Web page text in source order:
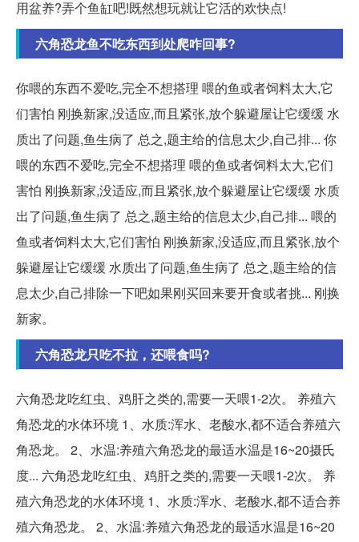
用盆养?弄个鱼缸吧!既然想玩就让它活的欢快点!
六角恐龙鱼不吃东西到处爬咋回事?
你喂的东西不爱吃,完全不想搭理 喂的鱼或者饲料太大,它
们害怕 刚换新家,没适应,而且紧张,放个躲避屋让它缓缓 水
质出了问题,鱼生病了 总之,题主给的信息太少,自己排... 你
喂的东西不爱吃,完全不想搭理 喂的鱼或者饲料太大,它们
害怕 刚换新家,没适应,而且紧张,放个躲避屋让它缓缓 水质
出了问题,鱼生病了 总之,题主给的信息太少,自己排... 喂的
鱼或者饲料太大,它们害怕 刚换新家,没适应,而且紧张,放个
躲避屋让它缓缓 水质出了问题,鱼生病了 总之,题主给的信
息太少,自己排除一下吧如果刚买回来要开食或者挑... 刚换
新家。
六角恐龙只吃不拉，还喂食吗?
六角恐龙吃红虫、鸡肝之类的,需要一天喂1-2次。 养殖六
角恐龙的水体环境 1、水质:浑水、老酸水,都不适合养殖六
角恐龙。 2、水温:养殖六角恐龙的最适水温是16~20摄氏
度... 六角恐龙吃红虫、鸡肝之类的,需要一天喂1-2次。 养
殖六角恐龙的水体环境 1、水质:浑水、老酸水,都不适合养
殖六角恐龙。 2、水温:养殖六角恐龙的最适水温是16~20